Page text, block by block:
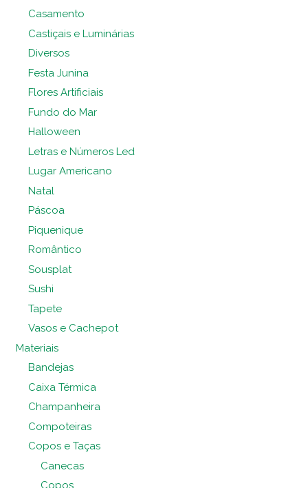
Casamento
Castiçais e Luminárias
Diversos
Festa Junina
Flores Artificiais
Fundo do Mar
Halloween
Letras e Números Led
Lugar Americano
Natal
Páscoa
Piquenique
Romântico
Sousplat
Sushi
Tapete
Vasos e Cachepot
Materiais
Bandejas
Caixa Térmica
Champanheira
Compoteiras
Copos e Taças
Canecas
Copos